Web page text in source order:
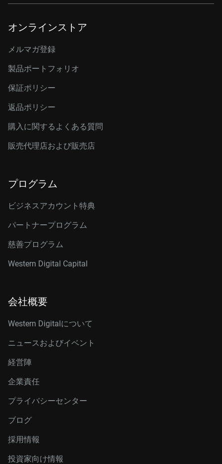
オンラインストア
メルマガ登録
製品ポートフォリオ
保証ポリシー
返品ポリシー
購入に関するよくある質問
販売代理店および販売店
プログラム
ビジネスアカウント特典
パートナープログラム
慈善プログラム
Western Digital Capital
会社概要
Western Digitalについて
ニュースおよびイベント
経営陣
企業責任
プライバシーセンター
ブログ
採用情報
投資家向け情報